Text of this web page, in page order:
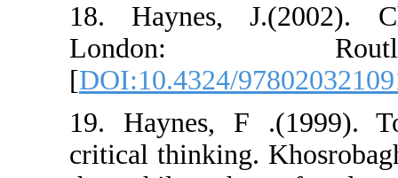
18. Haynes,
[DOI:10.4324/
19. Haynes,
critical